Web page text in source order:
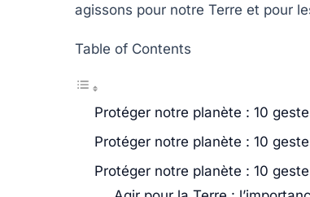
agissons pour notre Terre et pour
Table of Contents
Protéger notre planète : 10
Protéger notre planète : 10
Protéger notre planète : 10